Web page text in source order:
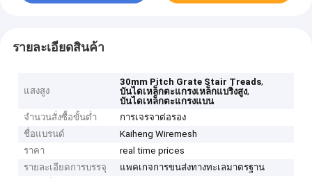
รายละเอียดสินค้า
แสงสูง
30mm Pitch Grate Stair Treads,
บันไดเหล็กตะแกรงเหล็กแบริ่งสูง,
บันไดเหล็กตะแกรงแบน
จำนวนสั่งซื้อขั้นต่ำ
การเจรจาต่อรอง
ชื่อแบรนด์
Kaiheng Wiremesh
ราคา
real time prices
รายละเอียดการบรรจุ
แพคเกจการขนส่งทางทะเลมาตรฐาน